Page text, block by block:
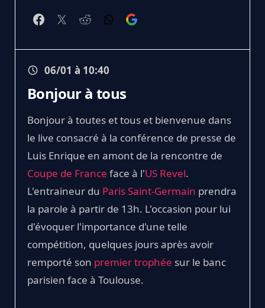
06/01 à 10:40
Bonjour à tous
Bonjour à toutes et tous et bienvenue dans
le live consacré à la conférence de presse de
Luis Enrique en amont de la rencontre de
Coupe de France face à l'US Revel.
L'entraineur du Paris Saint-Germain prendra
la parole à partir de 13h. L'occasion pour lui
d'évoquer l'importance d'une telle
compétition, quelques jours après avoir
remporté son premier trophée sur le banc
parisien face à Toulouse.